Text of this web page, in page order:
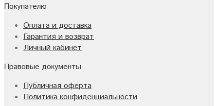
Покупателю
Оплата и доставка
Гарантия и возврат
Личный кабинет
Правовые документы
Публичная оферта
Политика конфиденциальности